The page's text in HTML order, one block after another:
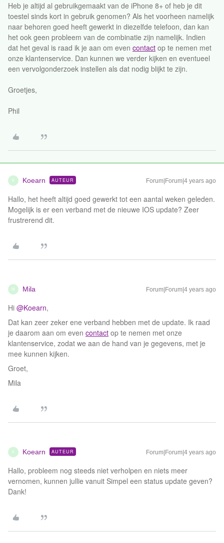
Heb je altijd al gebruikgemaakt van de iPhone 8+ of heb je dit
toestel sinds kort in gebruik genomen? Als het voorheen namelijk
naar behoren goed heeft gewerkt in diezelfde telefoon, dan kan
het ook geen probleem van de combinatie zijn namelijk. Indien
dat het geval is raad ik je aan om even contact op te nemen met
onze klantenservice. Dan kunnen we verder kijken en eventueel
een vervolgonderzoek instellen als dat nodig blijkt te zijn.
Groetjes,
Phil
K Koearn AUTEUR Forum|Forum|4 years ago
Hallo, het heeft altijd goed gewerkt tot een aantal weken geleden.
Mogelijk is er een verband met de nieuwe IOS update? Zeer
frustrerend dit.
M Mila Forum|Forum|4 years ago
Hi @Koearn,
Dat kan zeer zeker ene verband hebben met de update. Ik raad
je daarom aan om even contact op te nemen met onze
klantenservice, zodat we aan de hand van je gegevens, met je
mee kunnen kijken.
Groet,
Mila
K Koearn AUTEUR Forum|Forum|4 years ago
Hallo, probleem nog steeds niet verholpen en niets meer
vernomen, kunnen jullie vanuit Simpel een status update geven?
Dank!